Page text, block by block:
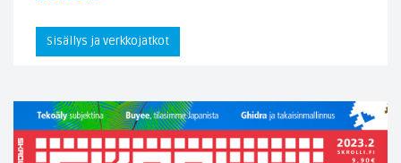
Sisällys ja verkkojatkot